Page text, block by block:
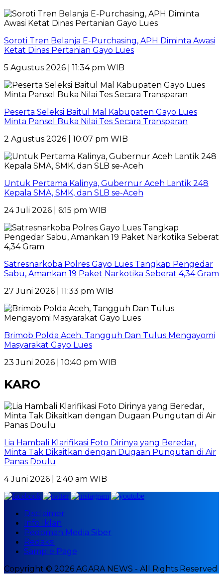
Soroti Tren Belanja E-Purchasing, APH Diminta Awasi
Ketat Dinas Pertanian Gayo Lues
5 Agustus 2026 | 11:34 pm WIB
Peserta Seleksi Baitul Mal Kabupaten Gayo Lues
Minta Pansel Buka Nilai Tes Secara Transparan
2 Agustus 2026 | 10:07 pm WIB
Untuk Pertama Kalinya, Gubernur Aceh Lantik 248
Kepala SMA, SMK, dan SLB se-Aceh
24 Juli 2026 | 6:15 pm WIB
Satresnarkoba Polres Gayo Lues Tangkap Pengedar
Sabu, Amankan 19 Paket Narkotika Seberat 4,34 Gram
27 Juni 2026 | 11:33 pm WIB
Brimob Polda Aceh, Tangguh Dan Tulus Mengayomi
Masyarakat Gayo Lues
23 Juni 2026 | 10:40 pm WIB
KARO
Lia Hambali Klarifikasi Foto Dirinya yang Beredar,
Minta Tak Dikaitkan dengan Dugaan Pungutan di Air
Panas Doulu
4 Juni 2026 | 2:40 am WIB
Disclaimer
Info Iklan
Pedoman Media Siber
Redaksi
Sample Page
Copyright © 2026 AGARA NEWS - All Rights Reserved